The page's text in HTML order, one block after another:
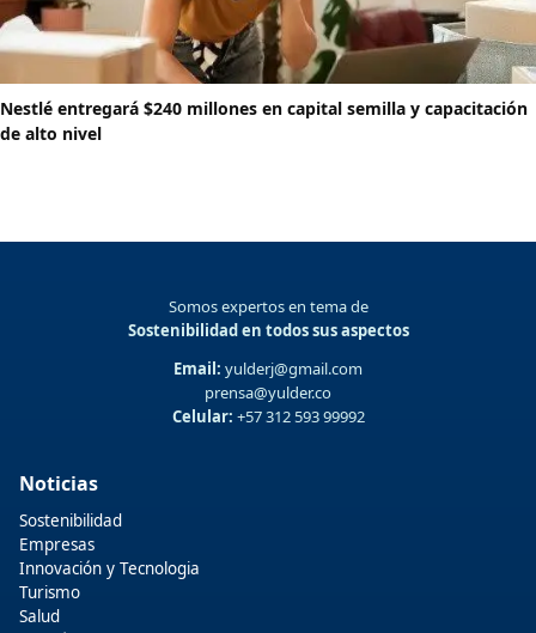
Nestlé entregará $240 millones en capital semilla y capacitación
de alto nivel
Somos expertos en tema de
Sostenibilidad en todos sus aspectos
Email: yulderj@gmail.com
prensa@yulder.co
Celular: +57 312 593 99992
Noticias
Sostenibilidad
Empresas
Innovación y Tecnologia
Turismo
Salud